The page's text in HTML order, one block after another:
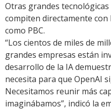
Otras grandes
compiten directamente
como PBC.
“Los cientos de miles de
grandes empresas están
desarrollo de la IA
necesita para que OpenAI
Necesitamos reunir más
imaginábamos”, indicó la